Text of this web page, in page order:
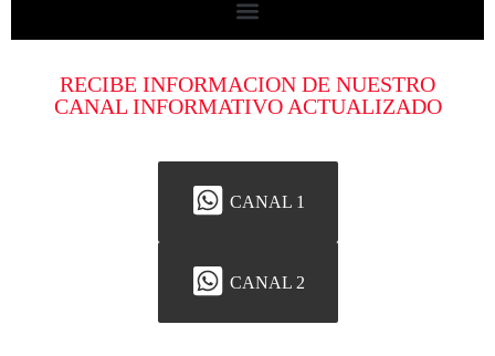
RECIBE INFORMACION DE NUESTRO
CANAL INFORMATIVO ACTUALIZADO
CANAL 1
CANAL 2